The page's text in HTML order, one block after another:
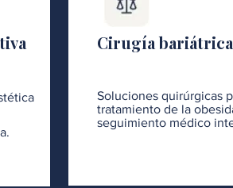
Cirugía bariátrica
Soluciones quirúrgicas
tratamiento de la
seguimiento médico